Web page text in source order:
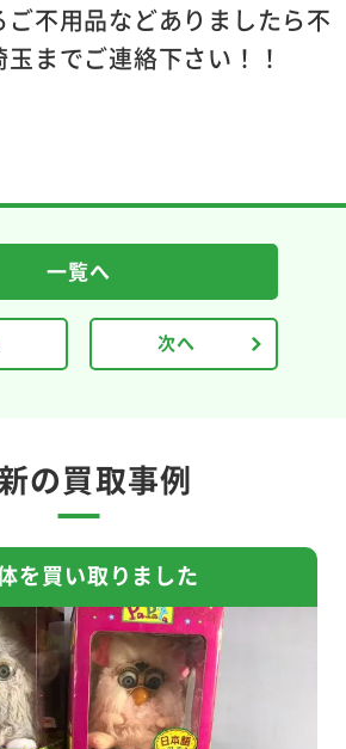
不用品などありましたら不
までご連絡下さい！！
一覧へ
次へ
の買取事例
を買い取りました